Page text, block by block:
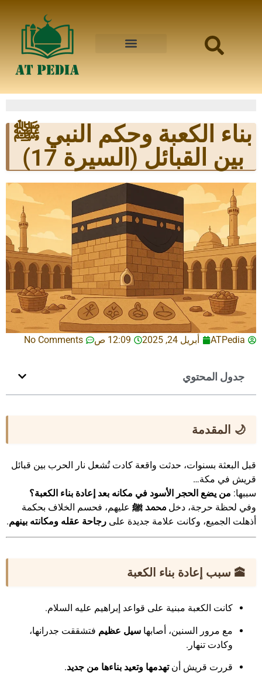
بناء الكعبة وحكم النبي ﷺ
بين القبائل (السيرة 17)
ATPedia أبريل 24, 2025 12:09 ص No Comments
جدول المحتوي
🌙 المقدمة
قبل البعثة بسنوات، حدثت واقعة كادت تُشعل نار الحرب بين قبائل
قريش في مكة…
سببها: من يضع الحجر الأسود في مكانه بعد إعادة بناء الكعبة؟
وفي لحظة حرجة، دخل محمد ﷺ عليهم، فحسم الخلاف بحكمة
أذهلت الجميع، وكانت علامة جديدة على رجاحة عقله ومكانته بينهم.
🕋 سبب إعادة بناء الكعبة
كانت الكعبة مبنية على قواعد إبراهيم عليه السلام.
مع مرور السنين، أصابها سيل عظيم فتشققت جدرانها،
وكادت تنهار.
قررت قريش أنتهدمها وتعيد بناءها من جديد.